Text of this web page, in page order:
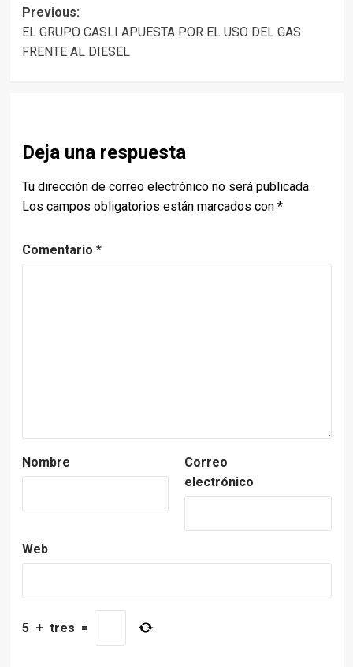
Post
navigation
Previous:
EL GRUPO CASLI APUESTA POR EL USO DEL GAS
FRENTE AL DIESEL
Deja una respuesta
Tu dirección de correo electrónico no será publicada.
Los campos obligatorios están marcados con *
Comentario *
Nombre
Correo
electrónico
Web
5 + tres =